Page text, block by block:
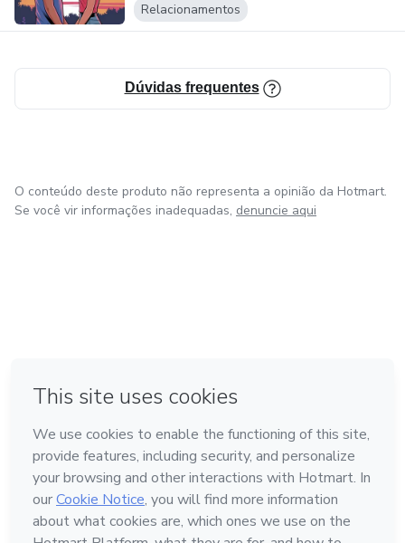
Relacionamentos
Dúvidas frequentes
O conteúdo deste produto não representa a opinião da Hotmart.
Se você vir informações inadequadas, denuncie aqui
em Belo Horizonte
Conheça a Hotmart